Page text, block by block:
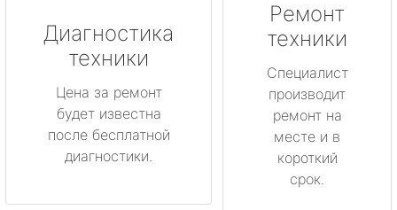
Диагностика
техники
Цена за ремонт
будет известна
после бесплатной
диагностики.
Ремонт
техники
Специалист
производит
ремонт на
месте и в
короткий
срок.